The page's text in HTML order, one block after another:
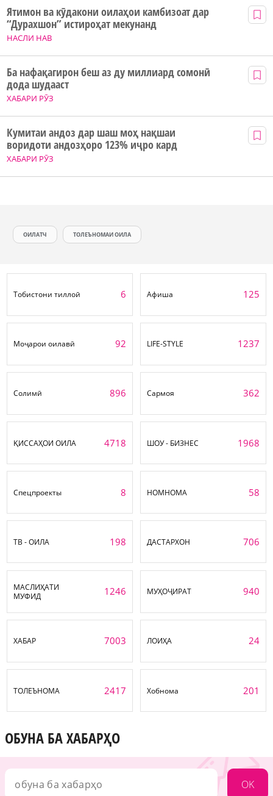
НАСЛИ НАВ
Ятимон ва кӯдакони оилаҳои камбизоат дар
“Дурахшон” истироҳат мекунанд
ХАБАРИ РӮЗ
Ба нафақагирон беш аз ду миллиард сомонӣ
дода шудааст
ХАБАРИ РӮЗ
Кумитаи андоз дар шаш моҳ нақшаи
воридоти андозҳоро 123% иҷро кард
ОИЛАТЧ ТОЛЕЪНОМАИ ОИЛА
Тобистони тиллоӣ 6 Афиша 125
Моҷарои оилавӣ 92 LIFE-STYLE 1237
Солимӣ 896 Сармоя 362
ҚИССАҲОИ ОИЛА 4718 ШОУ - БИЗНЕС 1968
Спецпроекты 8 НОМНОМА 58
ТВ - ОИЛА 198 ДАСТАРХОН 706
МАСЛИҲАТИ
МУФИД
1246 МУҲОҶИРАТ 940
ХАБАР 7003 ЛОИҲА 24
ТОЛЕЪНОМА 2417 Хобнома 201
ОБУНА БА ХАБАРҲО
OK